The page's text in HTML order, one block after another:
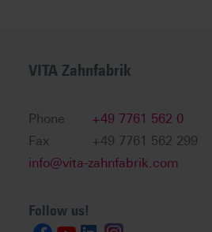
VITA Zahnfabrik
Phone
+49 7761 562 0
Fax
+49 7761 562 299
info@vita-zahnfabrik.com
Follow us!